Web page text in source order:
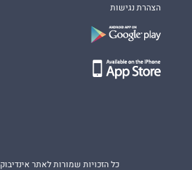
הצהרת נגישות
כל הזכויות שמורות לאתר אינדיבוק 2013- 2026